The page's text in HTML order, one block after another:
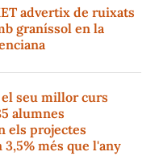
advertix de ruixats
graníssol en la
el seu millor curs
alumnes
els projectes
més que l'any